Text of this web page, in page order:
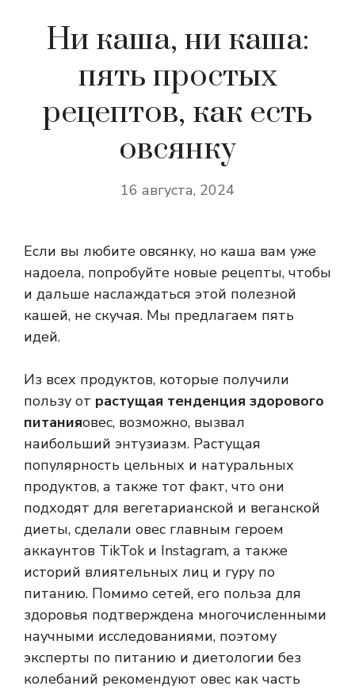
Ни каша, ни каша:
пять простых
рецептов, как есть
овсянку
16 августа, 2024
Если вы любите овсянку, но каша вам уже
надоела, попробуйте новые рецепты, чтобы
и дальше наслаждаться этой полезной
кашей, не скучая. Мы предлагаем пять
идей.
Из всех продуктов, которые получили
пользу от растущая тенденция здорового
питанияовес, возможно, вызвал
наибольший энтузиазм. Растущая
популярность цельных и натуральных
продуктов, а также тот факт, что они
подходят для вегетарианской и веганской
диеты, сделали овес главным героем
аккаунтов TikTok и Instagram, а также
историй влиятельных лиц и гуру по
питанию. Помимо сетей, его польза для
здоровья подтверждена многочисленными
научными исследованиями, поэтому
эксперты по питанию и диетологии без
колебаний рекомендуют овес как часть